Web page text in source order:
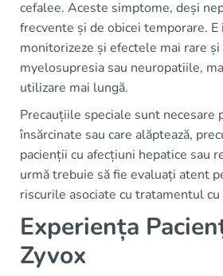
cefalee. Aceste simptome, deși
frecvente și de obicei temporare.
monitorizeze și efectele mai rare
myelosupresia sau neuropatiile,
utilizare mai lungă.
Precauțiile speciale sunt necesare
însărcinate sau care alăptează,
pacienții cu afecțiuni hepatice sau
urmă trebuie să fie evaluați atent
riscurile asociate cu tratamentul cu
Experiența
Zyvox